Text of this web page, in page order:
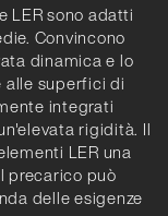
LER sono adatti
Convincono
dinamica e lo
alle superfici di
integrati
rigidità. Il
LER una
precarico può
delle esigenze